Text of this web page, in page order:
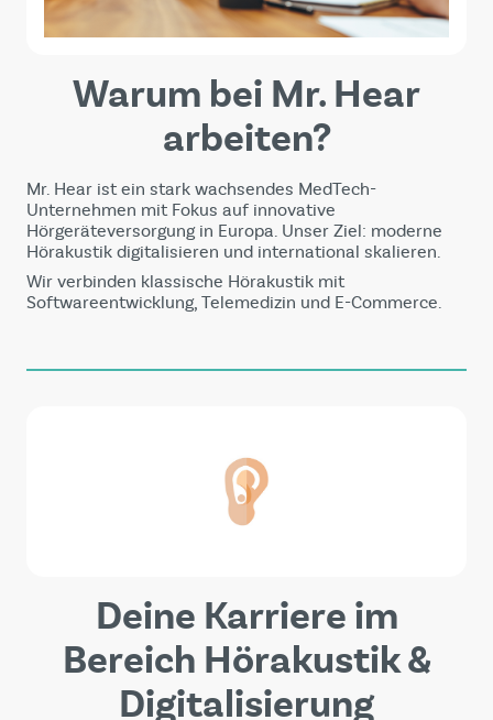
Warum bei Mr. Hear
arbeiten?
Mr. Hear ist ein stark wachsendes MedTech-
Unternehmen mit Fokus auf innovative
Hörgeräteversorgung in Europa. Unser Ziel: moderne
Hörakustik digitalisieren und international skalieren.
Wir verbinden klassische Hörakustik mit
Softwareentwicklung, Telemedizin und E-Commerce.
Deine Karriere im
Bereich Hörakustik &
Digitalisierung